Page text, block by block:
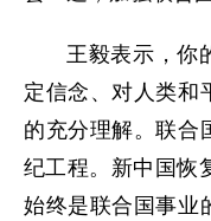
王毅表示，你
定信念、对人类和
的充分理解。联合
纪工程。新中国恢
始终是联合国事业